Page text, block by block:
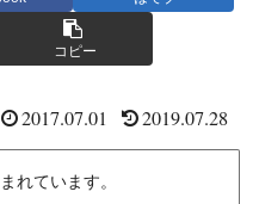
コピー
2017.07.01 2019.07.28
れています。